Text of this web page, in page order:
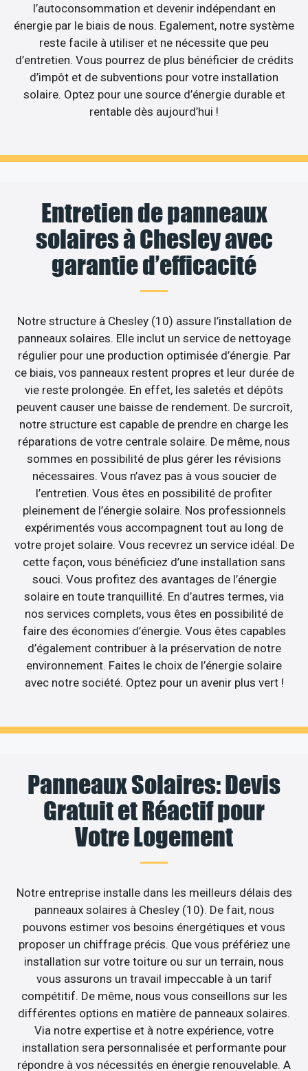
l’autoconsommation et devenir indépendant en
énergie par le biais de nous. Egalement, notre système
reste facile à utiliser et ne nécessite que peu
d’entretien. Vous pourrez de plus bénéficier de crédits
d’impôt et de subventions pour votre installation
solaire. Optez pour une source d’énergie durable et
rentable dès aujourd’hui !
Entretien de panneaux
solaires à Chesley avec
garantie d’efficacité
Notre structure à Chesley (10) assure l’installation de
panneaux solaires. Elle inclut un service de nettoyage
régulier pour une production optimisée d’énergie. Par
ce biais, vos panneaux restent propres et leur durée de
vie reste prolongée. En effet, les saletés et dépôts
peuvent causer une baisse de rendement. De surcroît,
notre structure est capable de prendre en charge les
réparations de votre centrale solaire. De même, nous
sommes en possibilité de plus gérer les révisions
nécessaires. Vous n’avez pas à vous soucier de
l’entretien. Vous êtes en possibilité de profiter
pleinement de l’énergie solaire. Nos professionnels
expérimentés vous accompagnent tout au long de
votre projet solaire. Vous recevrez un service idéal. De
cette façon, vous bénéficiez d’une installation sans
souci. Vous profitez des avantages de l’énergie
solaire en toute tranquillité. En d’autres termes, via
nos services complets, vous êtes en possibilité de
faire des économies d’énergie. Vous êtes capables
d’également contribuer à la préservation de notre
environnement. Faites le choix de l’énergie solaire
avec notre société. Optez pour un avenir plus vert !
Panneaux Solaires: Devis
Gratuit et Réactif pour
Votre Logement
Notre entreprise installe dans les meilleurs délais des
panneaux solaires à Chesley (10). De fait, nous
pouvons estimer vos besoins énergétiques et vous
proposer un chiffrage précis. Que vous préfériez une
installation sur votre toiture ou sur un terrain, nous
vous assurons un travail impeccable à un tarif
compétitif. De même, nous vous conseillons sur les
différentes options en matière de panneaux solaires.
Via notre expertise et à notre expérience, votre
installation sera personnalisée et performante pour
répondre à vos nécessités en énergie renouvelable. A